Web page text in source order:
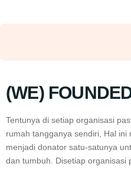
(WE)
Tentunya di setiap organisasi
rumah tangganya sendiri, Hal ini
menjadi donator satu-satunya
dan tumbuh. Disetiap organisasi